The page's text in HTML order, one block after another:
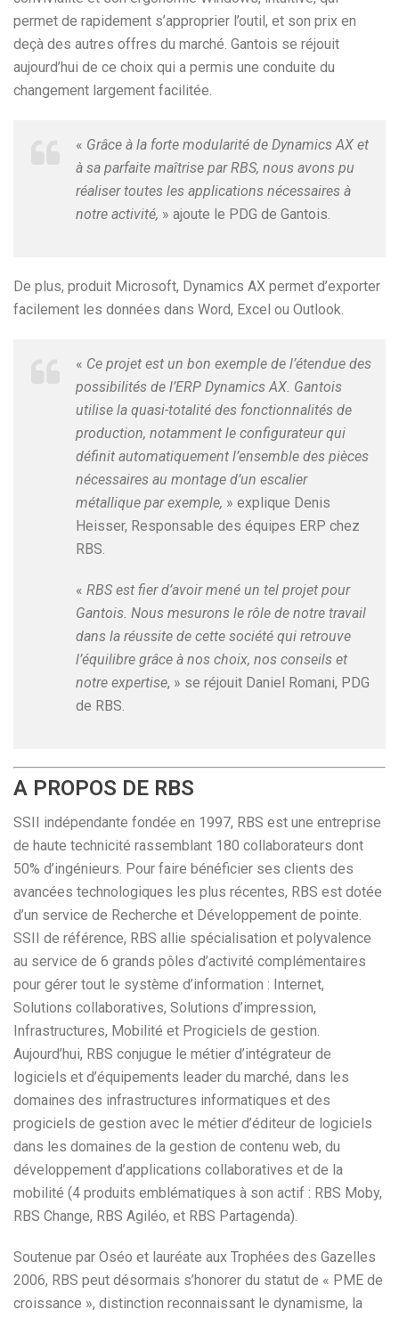
permet de rapidement s’approprier l’outil, et son prix en
deçà des autres offres du marché. Gantois se réjouit
aujourd’hui de ce choix qui a permis une conduite du
changement largement facilitée.
« Grâce à la forte modularité de Dynamics AX et
à sa parfaite maîtrise par RBS, nous avons pu
réaliser toutes les applications nécessaires à
notre activité, » ajoute le PDG de Gantois.
De plus, produit Microsoft, Dynamics AX permet d’exporter
facilement les données dans Word, Excel ou Outlook.
« Ce projet est un bon exemple de l’étendue des
possibilités de l’ERP Dynamics AX. Gantois
utilise la quasi-totalité des fonctionnalités de
production, notamment le configurateur qui
définit automatiquement l’ensemble des pièces
nécessaires au montage d’un escalier
métallique par exemple, » explique Denis
Heisser, Responsable des équipes ERP chez
RBS.
« RBS est fier d’avoir mené un tel projet pour
Gantois. Nous mesurons le rôle de notre travail
dans la réussite de cette société qui retrouve
l’équilibre grâce à nos choix, nos conseils et
notre expertise, » se réjouit Daniel Romani, PDG
de RBS.
A PROPOS DE RBS
SSII indépendante fondée en 1997, RBS est une entreprise
de haute technicité rassemblant 180 collaborateurs dont
50% d’ingénieurs. Pour faire bénéficier ses clients des
avancées technologiques les plus récentes, RBS est dotée
d’un service de Recherche et Développement de pointe.
SSII de référence, RBS allie spécialisation et polyvalence
au service de 6 grands pôles d’activité complémentaires
pour gérer tout le système d’information : Internet,
Solutions collaboratives, Solutions d’impression,
Infrastructures, Mobilité et Progiciels de gestion.
Aujourd’hui, RBS conjugue le métier d’intégrateur de
logiciels et d’équipements leader du marché, dans les
domaines des infrastructures informatiques et des
progiciels de gestion avec le métier d’éditeur de logiciels
dans les domaines de la gestion de contenu web, du
développement d’applications collaboratives et de la
mobilité (4 produits emblématiques à son actif : RBS Moby,
RBS Change, RBS Agiléo, et RBS Partagenda).
Soutenue par Oséo et lauréate aux Trophées des Gazelles
2006, RBS peut désormais s’honorer du statut de « PME de
croissance », distinction reconnaissant le dynamisme, la